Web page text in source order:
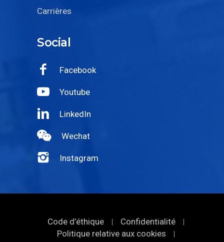
Carrières
Social
Facebook
Youtube
LinkedIn
Wechat
Instagram
Code d’éthique Confidentialité
Politique relative aux cookies